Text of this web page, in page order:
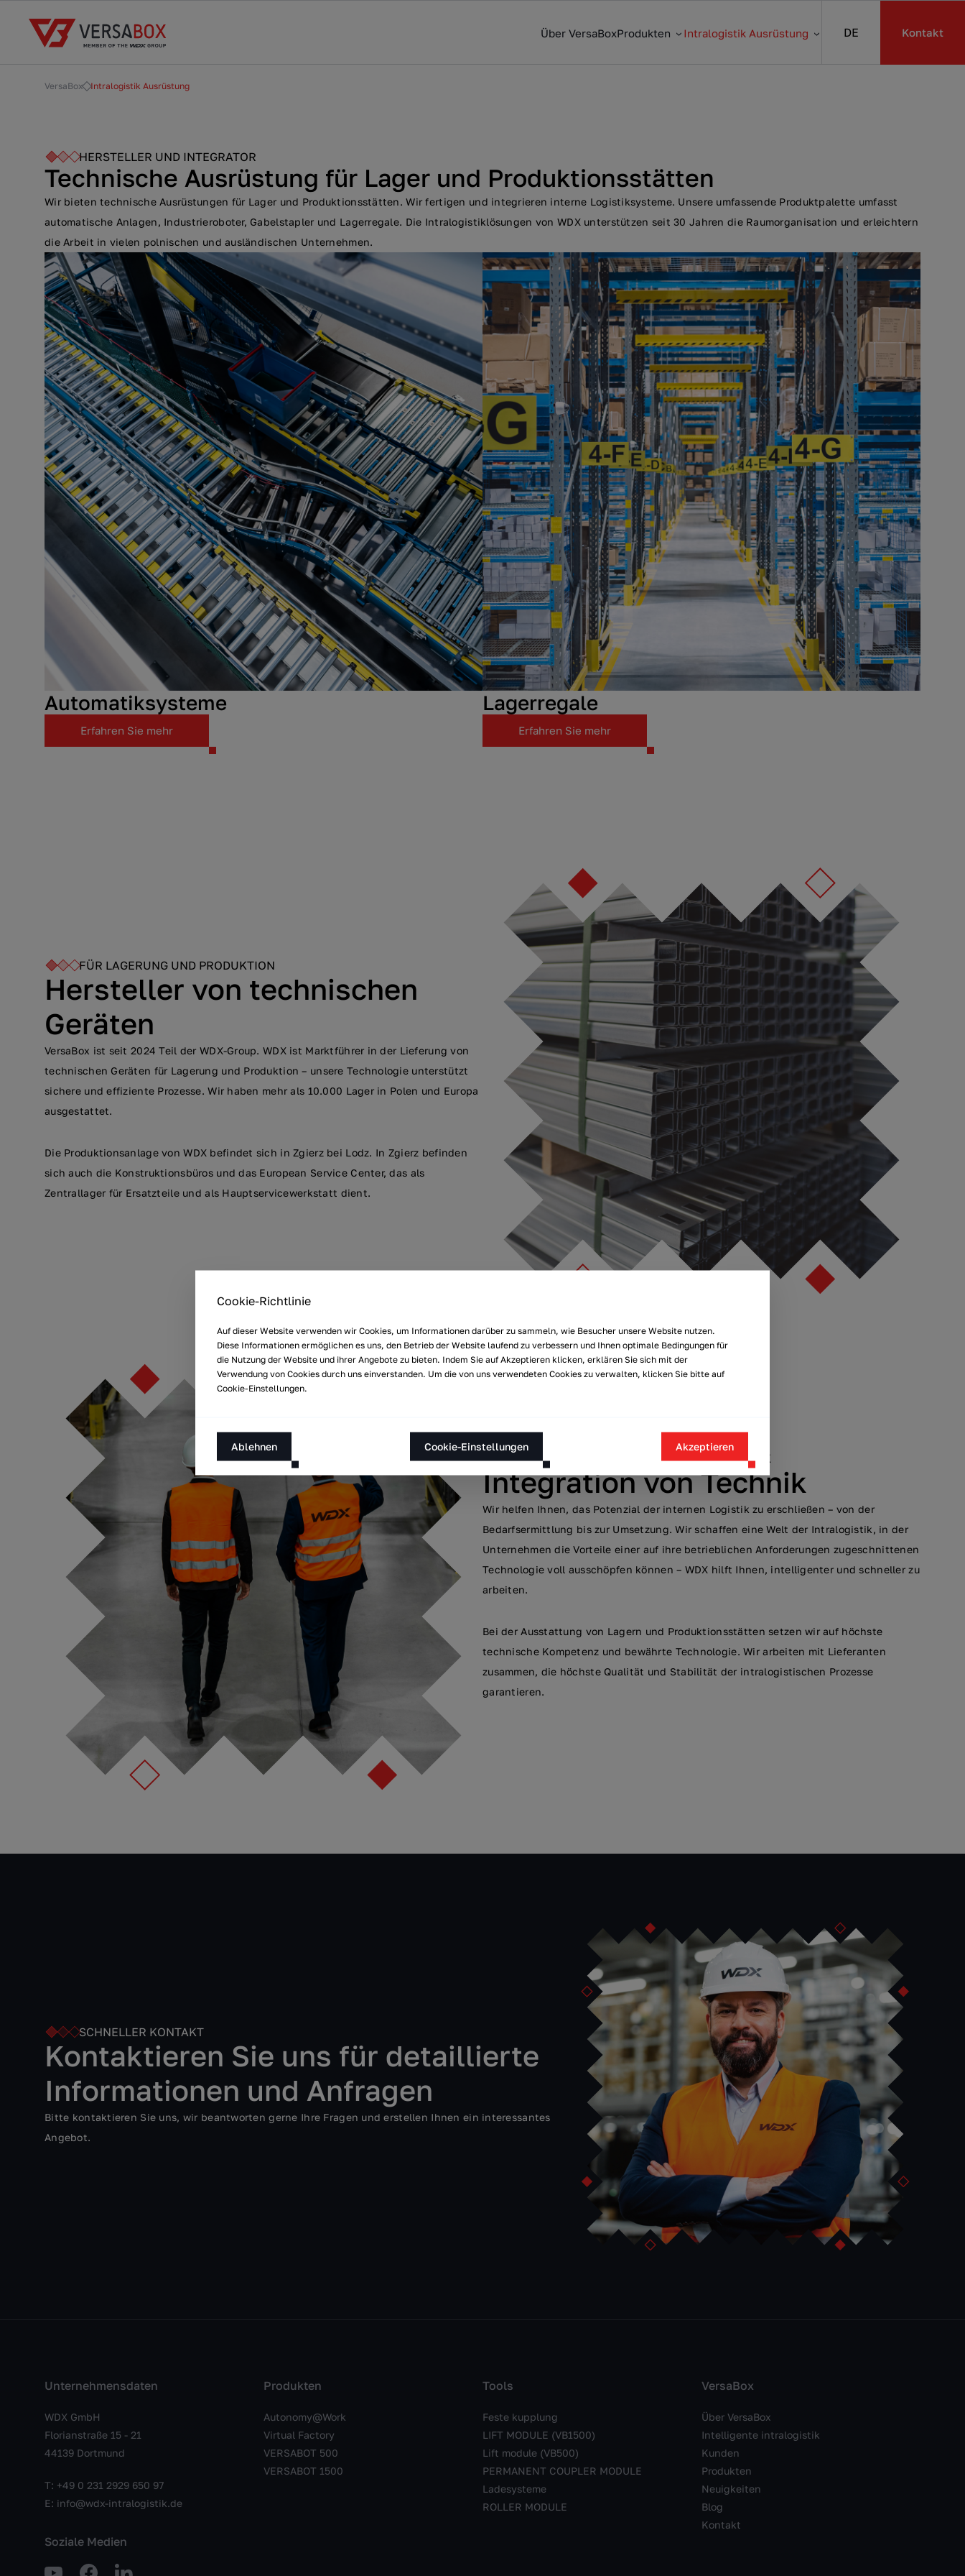
Über VersaBoxProdukten Intralogistik Ausrüstung DE Kontakt
VersaBox Intralogistik Ausrüstung
HERSTELLER UND INTEGRATOR
Technische Ausrüstung für Lager und Produktionsstätten
Wir bieten technische Ausrüstungen für Lager und Produktionsstätten. Wir fertigen und integrieren interne Logistiksysteme. Unsere umfassende Produktpalette umfasst
automatische Anlagen, Industrieroboter, Gabelstapler und Lagerregale. Die Intralogistiklösungen von WDX unterstützen seit 30 Jahren die Raumorganisation und erleichtern
die Arbeit in vielen polnischen und ausländischen Unternehmen.
Automatiksysteme
Erfahren Sie mehr
Lagerregale
Erfahren Sie mehr
FÜR LAGERUNG UND PRODUKTION
Hersteller von technischen
Geräten
VersaBox ist seit 2024 Teil der WDX-Group. WDX ist Marktführer in der Lieferung von
technischen Geräten für Lagerung und Produktion – unsere Technologie unterstützt
sichere und effiziente Prozesse. Wir haben mehr als 10.000 Lager in Polen und Europa
ausgestattet.
Die Produktionsanlage von WDX befindet sich in Zgierz bei Lodz. In Zgierz befinden
sich auch die Konstruktionsbüros und das European Service Center, das als
Zentrallager für Ersatzteile und als Hauptservicewerkstatt dient.
TRANSFORMATIONEN IN DER INTRALOGISTIK
Integration von Technik
Wir helfen Ihnen, das Potenzial der internen Logistik zu erschließen – von der
Bedarfsermittlung bis zur Umsetzung. Wir schaffen eine Welt der Intralogistik, in der
Unternehmen die Vorteile einer auf ihre betrieblichen Anforderungen zugeschnittenen
Technologie voll ausschöpfen können – WDX hilft Ihnen, intelligenter und schneller zu
arbeiten.
Bei der Ausstattung von Lagern und Produktionsstätten setzen wir auf höchste
technische Kompetenz und bewährte Technologie. Wir arbeiten mit Lieferanten
zusammen, die höchste Qualität und Stabilität der intralogistischen Prozesse
garantieren.
SCHNELLER KONTAKT
Kontaktieren Sie uns für detaillierte
Informationen und Anfragen
Bitte kontaktieren Sie uns, wir beantworten gerne Ihre Fragen und erstellen Ihnen ein interessantes
Angebot.
Unternehmensdaten
WDX GmbH
Florianstraße 15 - 21
44139 Dortmund
T: +49 0 231 2929 650 97
E: info@wdx-intralogistik.de
Produkten
Autonomy@Work
Virtual Factory
VERSABOT 500
VERSABOT 1500
Tools
Feste kupplung
LIFT MODULE (VB1500)
Lift module (VB500)
PERMANENT COUPLER MODULE
Ladesysteme
ROLLER MODULE
VersaBox
Über VersaBox
Intelligente intralogistik
Kunden
Produkten
Neuigkeiten
Blog
Kontakt
Soziale Medien
Cookie-Richtlinie
Auf dieser Website verwenden wir Cookies, um Informationen darüber zu sammeln, wie Besucher unsere Website nutzen.
Diese Informationen ermöglichen es uns, den Betrieb der Website laufend zu verbessern und Ihnen optimale Bedingungen für
die Nutzung der Website und ihrer Angebote zu bieten. Indem Sie auf Akzeptieren klicken, erklären Sie sich mit der
Verwendung von Cookies durch uns einverstanden. Um die von uns verwendeten Cookies zu verwalten, klicken Sie bitte auf
Cookie-Einstellungen.
Ablehnen Cookie-Einstellungen Akzeptieren